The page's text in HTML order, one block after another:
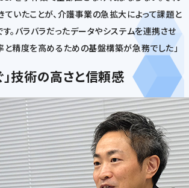
ていたことが、介護事業の急拡大によって課題と
。バラバラだったデータやシステムを連携させ
と精度を高めるための基盤構築が急務でした」
」技術の高さと信頼感